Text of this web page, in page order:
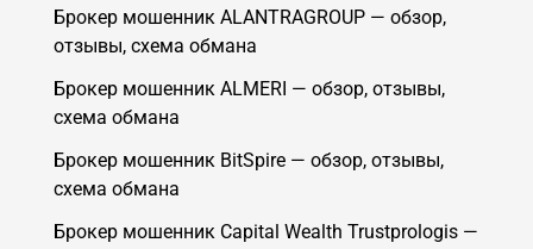
Брокер мошенник ALANTRAGROUP — обзор,
отзывы, схема обмана
Брокер мошенник ALMERI — обзор, отзывы,
схема обмана
Брокер мошенник BitSpire — обзор, отзывы,
схема обмана
Брокер мошенник Capital Wealth Trustprologis —